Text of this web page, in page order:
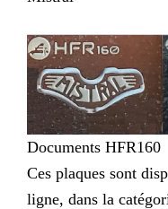
Documents HFR160
Ces plaques sont
ligne, dans la